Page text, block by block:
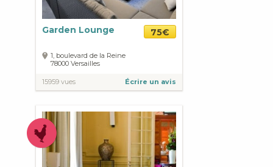
Garden Lounge 75€
1, boulevard de la Reine
78000 Versailles
15959 vues Écrire un avis